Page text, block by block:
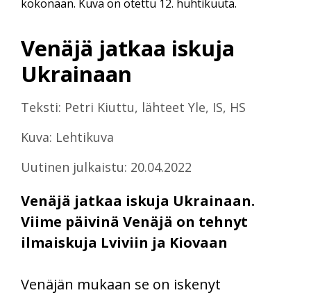
Venäjä jatkaa iskuja
Ukrainaan
Teksti: Petri Kiuttu, lähteet Yle, IS, HS
Kuva: Lehtikuva
Uutinen julkaistu: 20.04.2022
Venäjä jatkaa iskuja Ukrainaan.
Viime päivinä Venäjä on tehnyt
ilmaiskuja Lviviin ja Kiovaan
kokonaan. Kuva on otettu 12. huhtikuuta.
Venäjän mukaan se on iskenyt